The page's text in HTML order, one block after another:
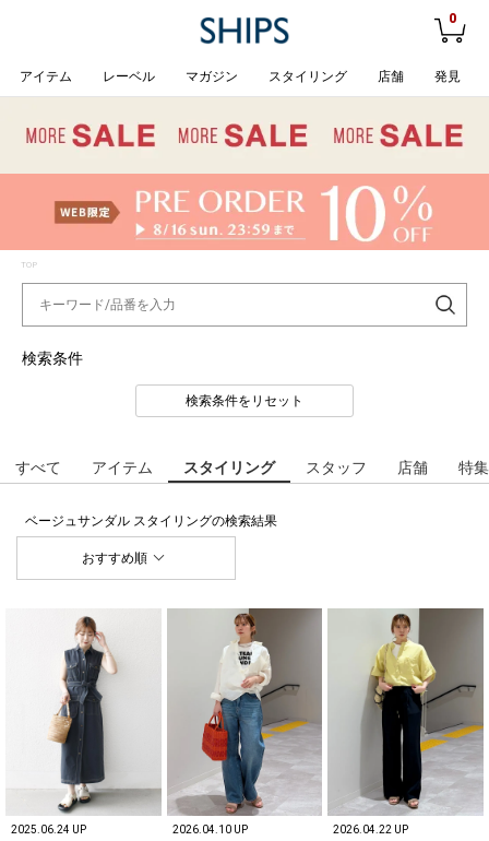
0
アイテム レーベル マガジン スタイリング 店舗 発見
TOP
検索条件
検索条件をリセット
すべて アイテム スタイリング スタッフ 店舗 特集
ベージュサンダル スタイリングの検索結果
おすすめ順
2025.06.24 UP 2026.04.10 UP 2026.04.22 UP